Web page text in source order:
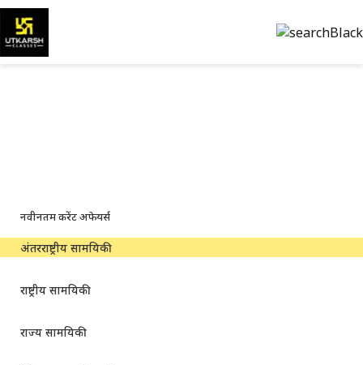
नवीनतम करेंट अफेयर्स
अंतरराष्ट्रीय सामयिकी
राष्ट्रीय सामयिकी
राज्य सामयिकी